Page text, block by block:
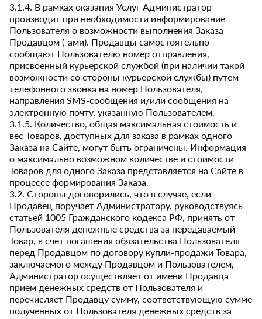
3.1.4. В рамках оказания Услуг Администратор
производит при необходимости информирование
Пользователя о возможности выполнения Заказа
Продавцом (-ами). Продавцы самостоятельно
сообщают Пользователю номер отправления,
присвоенный курьерской службой (при наличии такой
возможности со стороны курьерской службы) путем
телефонного звонка на номер Пользователя,
направления SMS-сообщения и/или сообщения на
электронную почту, указанную Пользователем.
3.1.5. Количество, общая максимальная стоимость и
вес Товаров, доступных для заказа в рамках одного
Заказа на Сайте, могут быть ограничены. Информация
о максимально возможном количестве и стоимости
Товаров для одного Заказа представляется на Сайте в
процессе формирования Заказа.
3.2. Стороны договорились, что в случае, если
Продавец поручает Администратору, руководствуясь
статьей 1005 Гражданского кодекса РФ, принять от
Пользователя денежные средства за передаваемый
Товар, в счет погашения обязательства Пользователя
перед Продавцом по договору купли-продажи Товара,
заключаемого между Продавцом и Пользователем,
Администратор осуществляет от имени Продавца
прием денежных средств от Пользователя и
перечисляет Продавцу сумму, соответствующую сумме
полученных от Пользователя денежных средств за